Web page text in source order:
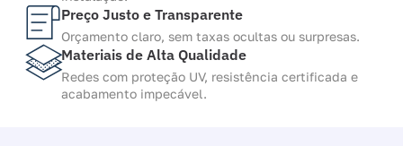
Preço Justo e Transparente
Orçamento claro, sem taxas ocultas ou surpresas.
Materiais de Alta Qualidade
Redes com proteção UV, resistência certificada e
acabamento impecável.